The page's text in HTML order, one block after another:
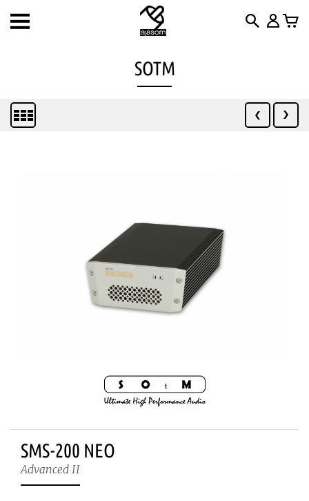
Toggle
SOTM
SMS-200 NEO
Advanced II